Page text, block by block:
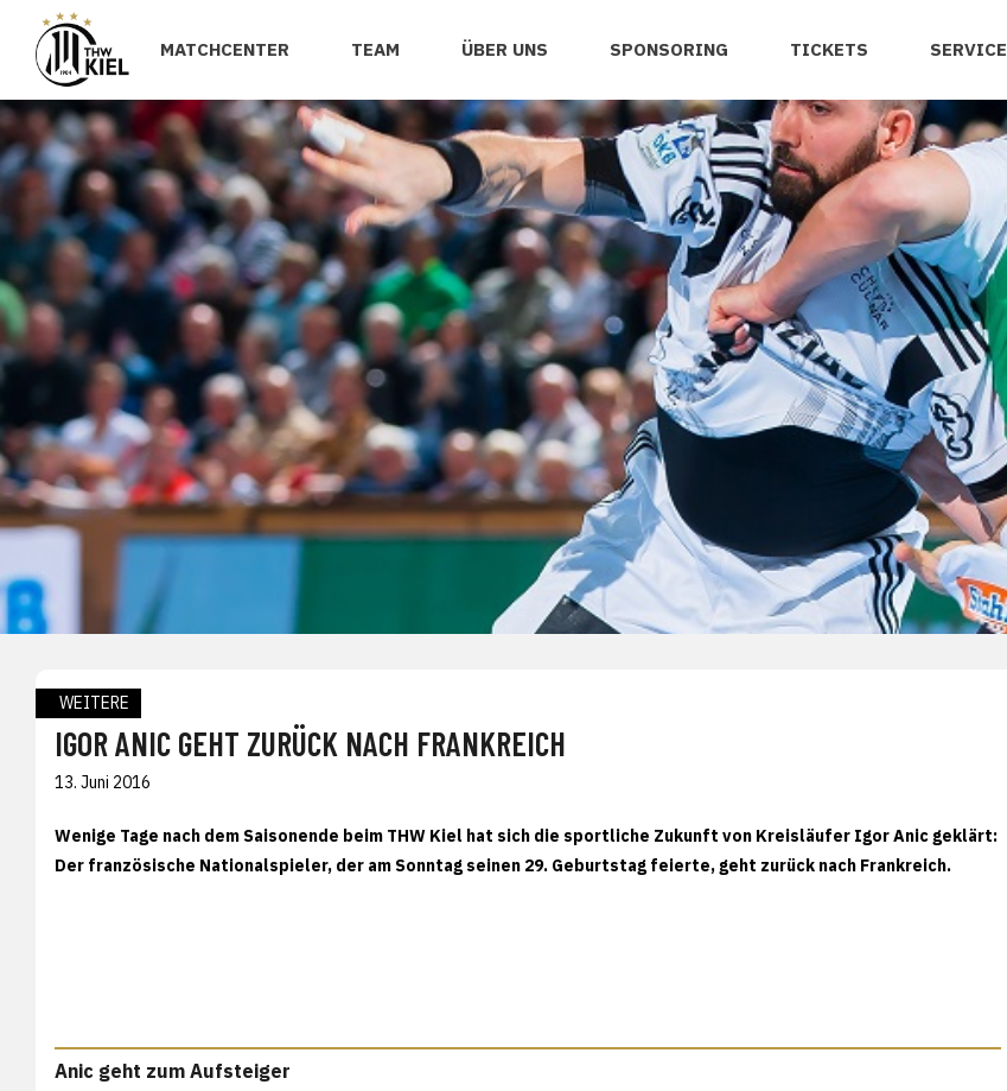
MATCHCENTER TEAM ÜBER UNS SPONSORING TICKETS SERVICE
WEITERE
IGOR ANIC GEHT ZURÜCK NACH FRANKREICH
13. Juni 2016
Wenige Tage nach dem Saisonende beim THW Kiel hat sich die sportliche Zukunft von Kreisläufer Igor Anic geklärt:
Der französische Nationalspieler, der am Sonntag seinen 29. Geburtstag feierte, geht zurück nach Frankreich.
Anic geht zum Aufsteiger